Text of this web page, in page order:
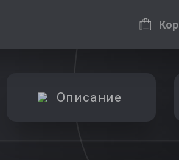
Описание